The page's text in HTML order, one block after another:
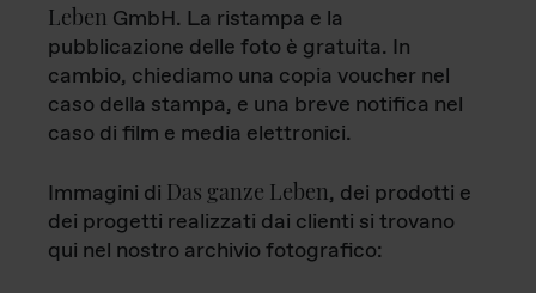
Leben GmbH. La ristampa e la
pubblicazione delle foto è gratuita. In
cambio, chiediamo una copia voucher nel
caso della stampa, e una breve notifica nel
caso di film e media elettronici.
Immagini di Das ganze Leben, dei prodotti e
dei progetti realizzati dai clienti si trovano
qui nel nostro archivio fotografico: